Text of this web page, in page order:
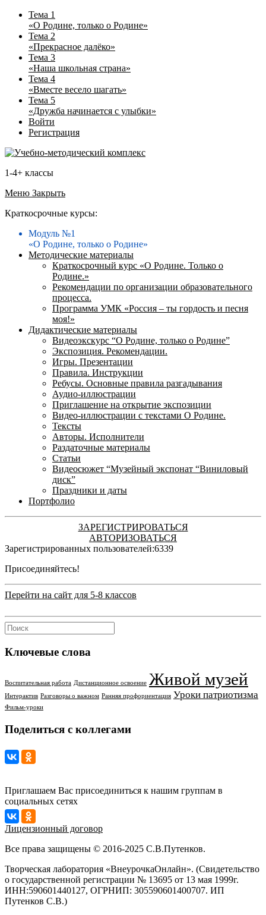
Тема 1
«О Родине, только о Родине»
Тема 2
«Прекрасное далёко»
Тема 3
«Наша школьная страна»
Тема 4
«Вместе весело шагать»
Тема 5
«Дружба начинается с улыбки»
Войти
Регистрация
1-4+ классы
Меню Закрыть
Краткосрочные курсы:
Модуль №1
«О Родине, только о Родине»
Методические материалы
Краткосрочный курс «О Родине. Только о
Родине.»
Рекомендации по организации образовательного
процесса.
Программа УМК «Россия – ты гордость и песня
моя!»
Дидактические материалы
Видеоэкскурс “О Родине, только о Родине”
Экспозиция. Рекомендации.
Игры. Презентации
Правила. Инструкции
Ребусы. Основные правила разгадывания
Аудио-иллюстрации
Приглашение на открытие экспозиции
Видео-иллюстрации с текстами О Родине.
Тексты
Авторы. Исполнители
Раздаточные материалы
Статьи
Видеосюжет “Музейный экспонат “Виниловый
диск”
Праздники и даты
Портфолио
ЗАРЕГИСТРИРОВАТЬСЯ
АВТОРИЗОВАТЬСЯ
Зарегистрированных пользователей:6339
Присоединяйтесь!
Перейти на сайт для 5-8 классов
Ключевые слова
Воспитательная работа Дистанционное освоение Живой музей
Интерактив Разговоры о важном Ранняя профориентация Уроки патриотизма
Фильм-уроки
Поделиться с коллегами
Приглашаем Вас присоединиться к нашим группам в
социальных сетях
Лицензионный договор
Все права защищены © 2016-2025 С.В.Путенков.
Творческая лаборатория «ВнеурочкаОнлайн». (Свидетельство
о государственной регистрации № 13695 от 13 мая 1999г.
ИНН:590601440127, ОГРНИП: 305590601400707. ИП
Путенков С.В.)